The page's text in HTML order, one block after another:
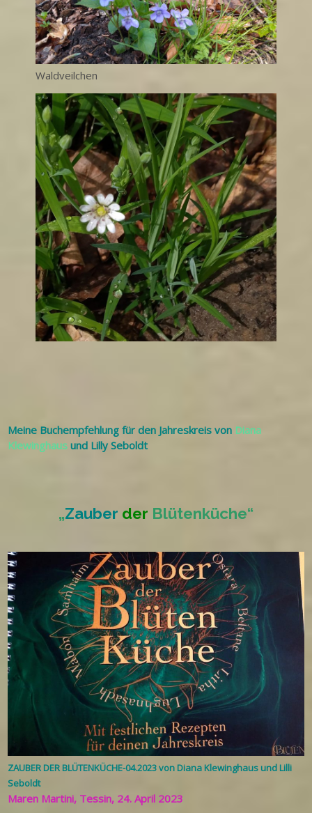
Waldveilchen
Meine Buchempfehlung für den Jahreskreis von Diana
Klewinghaus und Lilly Seboldt
„Zauber der Blütenküche“
ZAUBER DER BLÜTENKÜCHE-04.2023 von Diana Klewinghaus und Lilli
Seboldt
Maren Martini, Tessin, 24. April 2023